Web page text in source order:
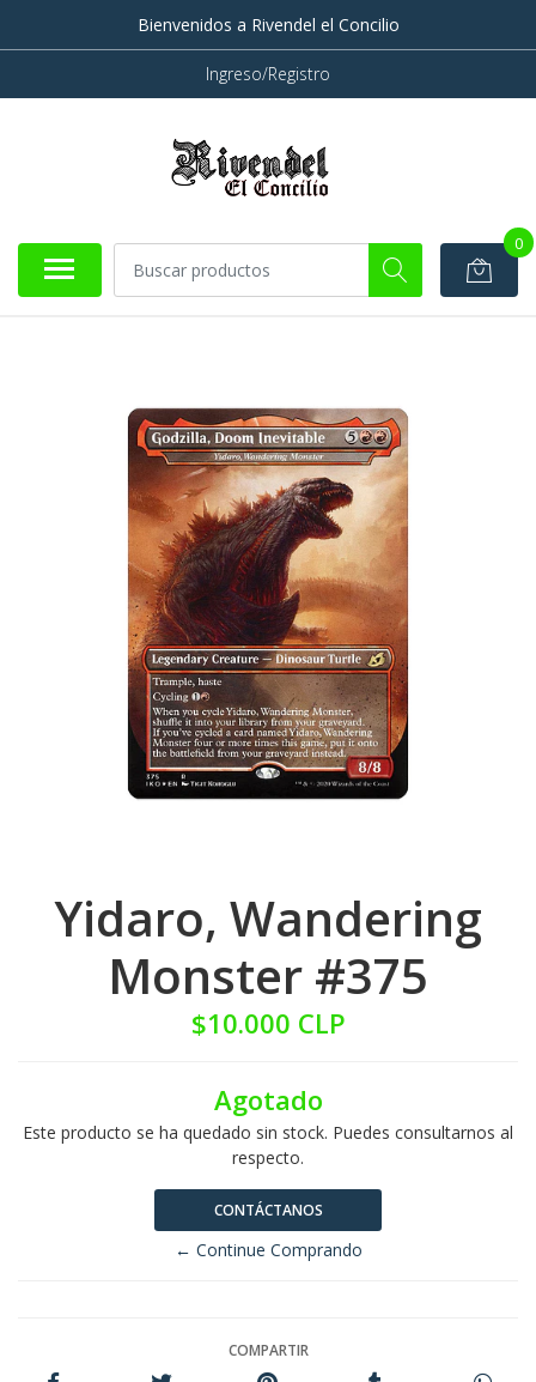
Bienvenidos a Rivendel el Concilio
Ingreso/Registro
0
Yidaro, Wandering
Monster #375
$10.000 CLP
Agotado
Este producto se ha quedado sin stock. Puedes consultarnos al
respecto.
CONTÁCTANOS
← Continue Comprando
COMPARTIR